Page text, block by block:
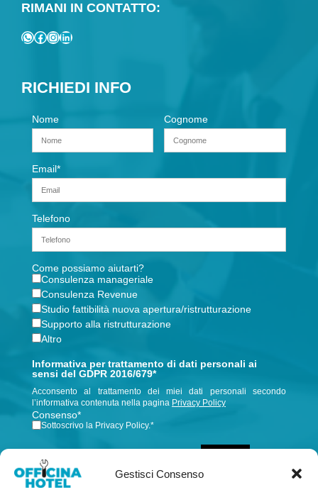
Gestisci Consenso
RIMANI IN CONTATTO:
WhatsApp Facebook InstagramLinkedIn
RICHIEDI INFO
Nome Cognome
Email*
Telefono
Come possiamo aiutarti?
Consulenza manageriale
Consulenza Revenue
Studio fattibilità nuova apertura/ristrutturazione
Supporto alla ristrutturazione
Altro
Informativa per trattamento di dati personali ai
sensi del GDPR 2016/679*
Acconsento al trattamento dei miei dati personali secondo
l’informativa contenuta nella pagina Privacy Policy
Consenso*
Sottoscrivo la Privacy Policy.*